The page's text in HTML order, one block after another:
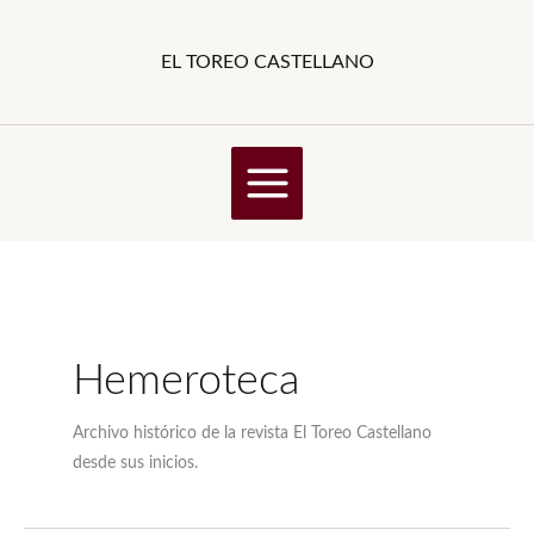
EL TOREO CASTELLANO
Hemeroteca
Archivo histórico de la revista El Toreo Castellano
desde sus inicios.